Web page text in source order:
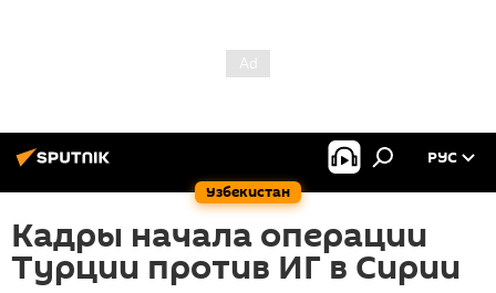
Узбекистан
РУС
Кадры начала операции
Турции против ИГ в Сирии